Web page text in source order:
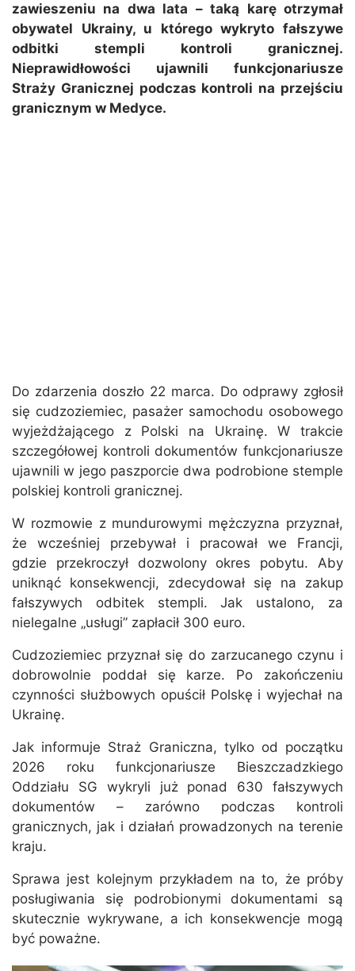
zawieszeniu na dwa lata – taką karę otrzymał
obywatel Ukrainy, u którego wykryto fałszywe
odbitki stempli kontroli granicznej.
Nieprawidłowości ujawnili funkcjonariusze
Straży Granicznej podczas kontroli na przejściu
granicznym w Medyce.
Do zdarzenia doszło 22 marca. Do odprawy zgłosił
się cudzoziemiec, pasażer samochodu osobowego
wyjeżdżającego z Polski na Ukrainę. W trakcie
szczegółowej kontroli dokumentów funkcjonariusze
ujawnili w jego paszporcie dwa podrobione stemple
polskiej kontroli granicznej.
W rozmowie z mundurowymi mężczyzna przyznał,
że wcześniej przebywał i pracował we Francji,
gdzie przekroczył dozwolony okres pobytu. Aby
uniknąć konsekwencji, zdecydował się na zakup
fałszywych odbitek stempli. Jak ustalono, za
nielegalne „usługi” zapłacił 300 euro.
Cudzoziemiec przyznał się do zarzucanego czynu i
dobrowolnie poddał się karze. Po zakończeniu
czynności służbowych opuścił Polskę i wyjechał na
Ukrainę.
Jak informuje Straż Graniczna, tylko od początku
2026 roku funkcjonariusze Bieszczadzkiego
Oddziału SG wykryli już ponad 630 fałszywych
dokumentów – zarówno podczas kontroli
granicznych, jak i działań prowadzonych na terenie
kraju.
Sprawa jest kolejnym przykładem na to, że próby
posługiwania się podrobionymi dokumentami są
skutecznie wykrywane, a ich konsekwencje mogą
być poważne.